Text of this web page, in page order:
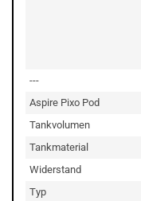
---
Aspire Pixo Pod
Tankvolumen
Tankmaterial
Widerstand
Typ